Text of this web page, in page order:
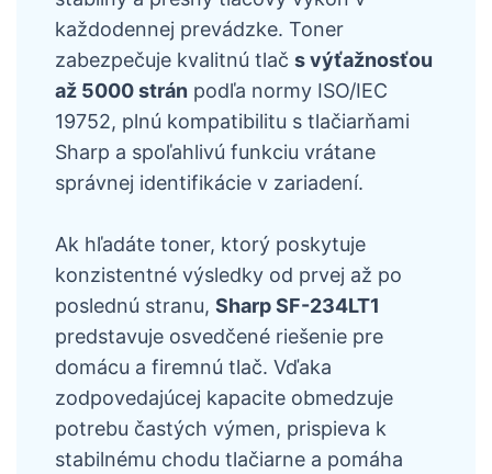
každodennej prevádzke. Toner
zabezpečuje kvalitnú tlač s výťažnosťou
až 5000 strán podľa normy ISO/IEC
19752, plnú kompatibilitu s tlačiarňami
Sharp a spoľahlivú funkciu vrátane
správnej identifikácie v zariadení.
Ak hľadáte toner, ktorý poskytuje
konzistentné výsledky od prvej až po
poslednú stranu, Sharp SF-234LT1
predstavuje osvedčené riešenie pre
domácu a firemnú tlač. Vďaka
zodpovedajúcej kapacite obmedzuje
potrebu častých výmen, prispieva k
stabilnému chodu tlačiarne a pomáha